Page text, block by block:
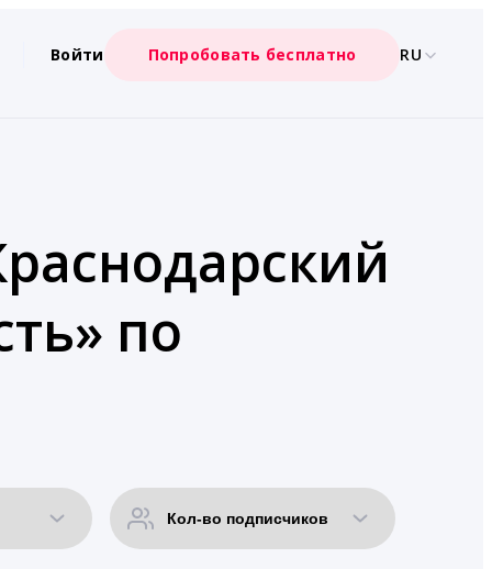
Войти Попробовать бесплатно RU
по